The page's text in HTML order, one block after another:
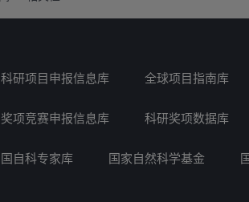
科研项目申报信息库 全球项目指南库
奖项竞赛申报信息库 科研奖项数据库
国自科专家库 国家自然科学基金